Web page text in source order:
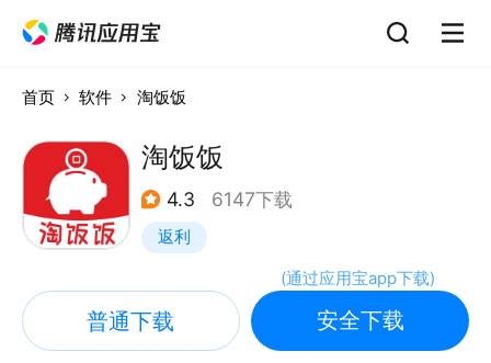
首页 软件 淘饭饭
淘饭饭
4.3 6147下载
返利
(通过应用宝app下载)
普通下载 安全下载